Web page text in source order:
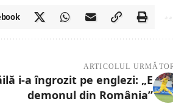
ARTICOLUL
i-a îngrozit pe englezi: „E
demonul din România”